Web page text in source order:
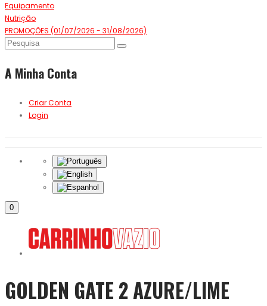
Equipamento
Nutrição
PROMOÇÕES (01/07/2026 - 31/08/2026)
A Minha Conta
Criar Conta
Login
0
GOLDEN GATE 2 AZURE/LIME